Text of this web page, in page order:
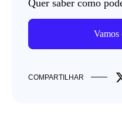
Quer saber como
Vamos
COMPARTILHAR